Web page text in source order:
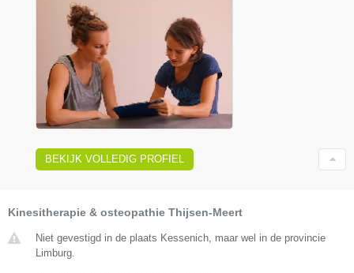
BEKIJK VOLLEDIG PROFIEL
Kinesitherapie & osteopathie Thijsen-Meert
Niet gevestigd in de plaats Kessenich, maar wel in de provincie
Limburg.